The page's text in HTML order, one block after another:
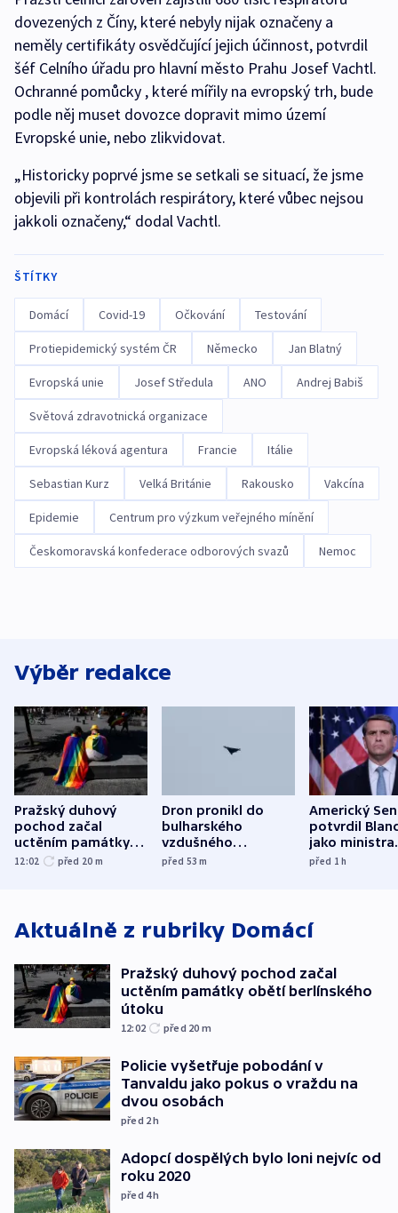
dovezených z Číny, které nebyly nijak označeny a
neměly certifikáty osvědčující jejich účinnost, potvrdil
šéf Celního úřadu pro hlavní město Prahu Josef Vachtl.
Ochranné pomůcky , které mířily na evropský trh, bude
podle něj muset dovozce dopravit mimo území
Evropské unie, nebo zlikvidovat.
„Historicky poprvé jsme se setkali se situací, že jsme
objevili při kontrolách respirátory, které vůbec nejsou
jakkoli označeny,“ dodal Vachtl.
ŠTÍTKY
Domácí Covid-19 Očkování Testování
Protiepidemický systém ČR Německo Jan Blatný
Evropská unie Josef Středula ANO Andrej Babiš
Světová zdravotnická organizace
Evropská léková agentura Francie Itálie
Sebastian Kurz Velká Británie Rakousko Vakcína
Epidemie Centrum pro výzkum veřejného mínění
Českomoravská konfederace odborových svazů Nemoc
Výběr redakce
Pražský duhový
pochod začal
uctěním památky
obětí berlínského
12:02 před 20 m
Dron pronikl do
bulharského
vzdušného
prostoru,
před 53m
Americký
potvrdil
jako ministra
před 1h
Aktuálně z rubriky Domácí
Pražský duhový pochod začal
uctěním památky obětí berlínského
útoku
12:02 před 20 m
Policie vyšetřuje pobodání v
Tanvaldu jako pokus o vraždu na
dvou osobách
před 2h
Adopcí dospělých bylo loni nejvíc od
roku 2020
před 4h